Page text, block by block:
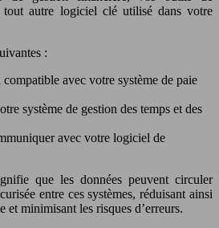
tout autre logiciel clé utilisé dans votre
:
avec votre système de paie
système de gestion des temps et des
avec votre logiciel de
que les données peuvent circuler
entre ces systèmes, réduisant ainsi
et minimisant les risques d’erreurs.